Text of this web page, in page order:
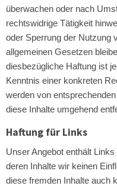
überwachen oder nach
rechtswidrige Tätigkeit
oder Sperrung der Nutzung
allgemeinen Gesetzen
diesbezügliche Haftung ist
Kenntnis einer konkreten
werden von
diese Inhalte umgehend
Haftung für Links
Unser Angebot enthält
deren Inhalte wir keinen
diese fremden Inhalte auch